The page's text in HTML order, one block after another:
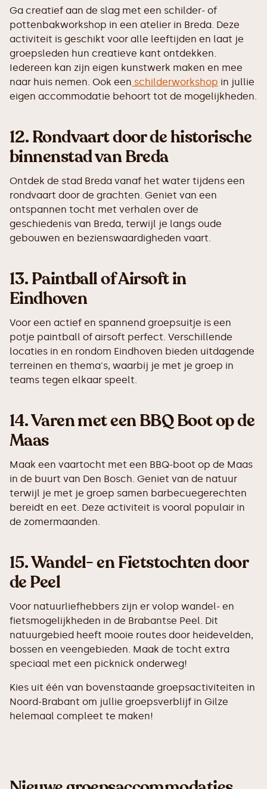
Ga creatief aan de slag met een schilder- of
pottenbakworkshop in een atelier in Breda. Deze
activiteit is geschikt voor alle leeftijden en laat je
groepsleden hun creatieve kant ontdekken.
Iedereen kan zijn eigen kunstwerk maken en mee
naar huis nemen. Ook een schilderworkshop in jullie
eigen accommodatie behoort tot de mogelijkheden.
12.Rondvaart door de historische
binnenstad van Breda
Ontdek de stad Breda vanaf het water tijdens een
rondvaart door de grachten. Geniet van een
ontspannen tocht met verhalen over de
geschiedenis van Breda, terwijl je langs oude
gebouwen en bezienswaardigheden vaart.
13.Paintball of Airsoft in
Eindhoven
Voor een actief en spannend groepsuitje is een
potje paintball of airsoft perfect. Verschillende
locaties in en rondom Eindhoven bieden uitdagende
terreinen en thema's, waarbij je met je groep in
teams tegen elkaar speelt.
14.Varen met een BBQ Boot op de
Maas
Maak een vaartocht met een BBQ-boot op de Maas
in de buurt van Den Bosch. Geniet van de natuur
terwijl je met je groep samen barbecuegerechten
bereidt en eet. Deze activiteit is vooral populair in
de zomermaanden.
15.Wandel- en Fietstochten door
de Peel
Voor natuurliefhebbers zijn er volop wandel- en
fietsmogelijkheden in de Brabantse Peel. Dit
natuurgebied heeft mooie routes door heidevelden,
bossen en veengebieden. Maak de tocht extra
speciaal met een picknick onderweg!
Kies uit één van bovenstaande groepsactiviteiten in
Noord-Brabant om jullie groepsverblijf in Gilze
helemaal compleet te maken!